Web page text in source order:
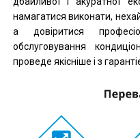
намагатися виконати,
а довіритися
обслуговування
проведе якісніше і з